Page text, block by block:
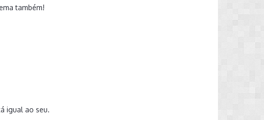
também!
igual ao seu.